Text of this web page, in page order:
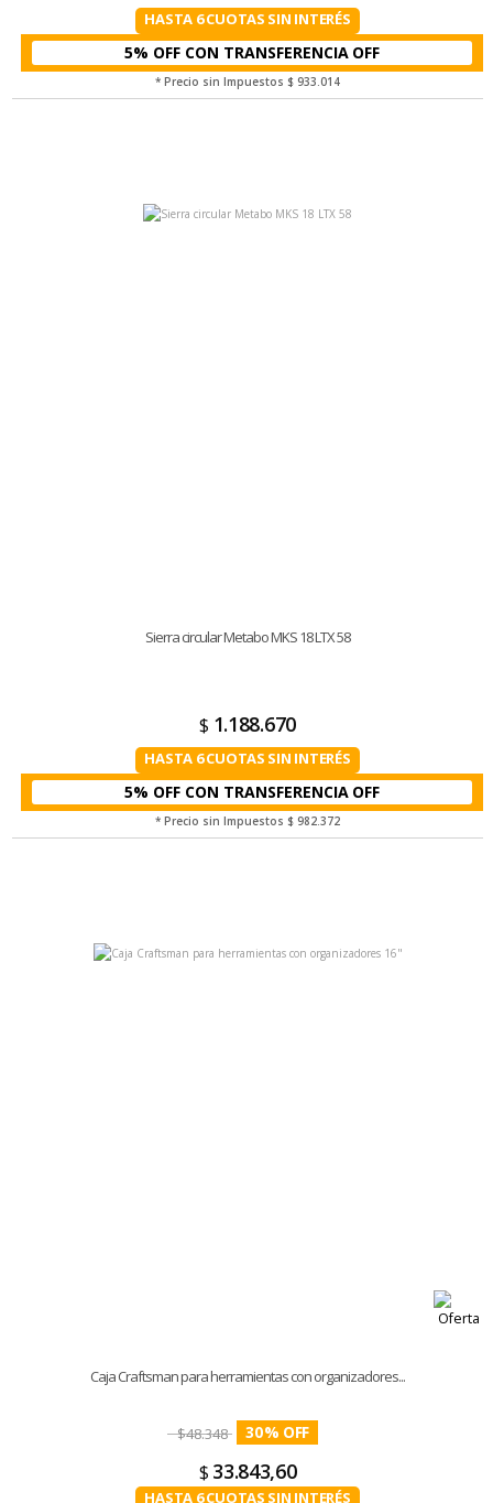
HASTA 6 CUOTAS SIN INTERÉS
5% OFF CON TRANSFERENCIA
* Precio sin Impuestos $ 933.014
Sierra circular Metabo MKS 18 LTX 58
$ 1.188.670
HASTA 6 CUOTAS SIN INTERÉS
5% OFF CON TRANSFERENCIA
* Precio sin Impuestos $ 982.372
Caja Craftsman para herramientas con organizadores...
$48.348 30%
$ 33.843,60
HASTA 6 CUOTAS SIN INTERÉS